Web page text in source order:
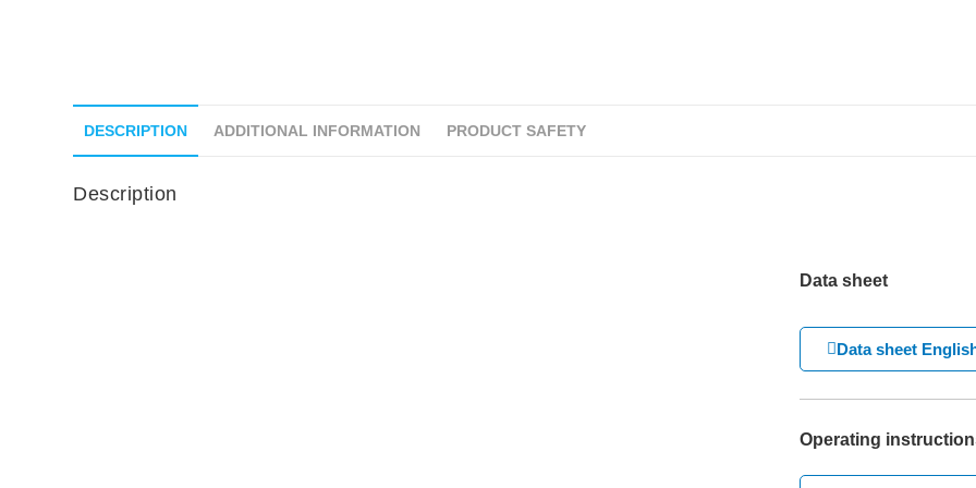
DESCRIPTION ADDITIONAL INFORMATION PRODUCT SAFETY
Description
Data sheet
Data sheet
Operating